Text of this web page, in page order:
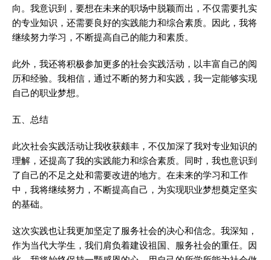
向。我意识到，要想在未来的职场中脱颖而出，不仅需要扎实
的专业知识，还需要良好的实践能力和综合素质。因此，我将
继续努力学习，不断提高自己的能力和素质。
此外，我还将积极参加更多的社会实践活动，以丰富自己的阅
历和经验。我相信，通过不断的努力和实践，我一定能够实现
自己的职业梦想。
五、总结
此次社会实践活动让我收获颇丰，不仅加深了我对专业知识的
理解，还提高了我的实践能力和综合素质。同时，我也意识到
了自己的不足之处和需要改进的地方。在未来的学习和工作
中，我将继续努力，不断提高自己，为实现职业梦想奠定坚实
的基础。
这次实践也让我更加坚定了服务社会的决心和信念。我深知，
作为当代大学生，我们肩负着建设祖国、服务社会的重任。因